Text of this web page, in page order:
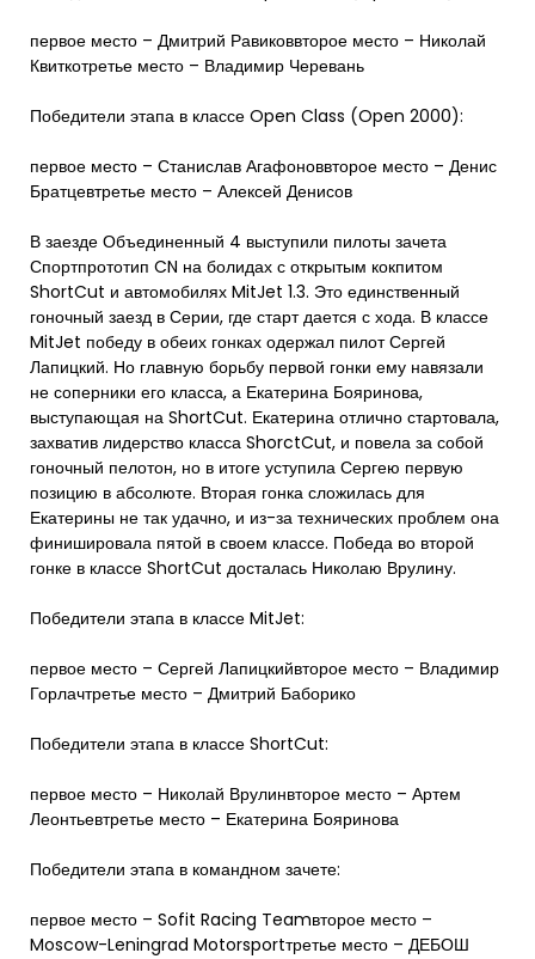
первое место – Дмитрий Равиковвторое место – Николай
Квиткотретье место – Владимир Черевань
Победители этапа в классе Open Class (Open 2000):
первое место – Станислав Агафоноввторое место – Денис
Братцевтретье место – Алексей Денисов
В заезде Объединенный 4 выступили пилоты зачета
Спортпрототип CN на болидах с открытым кокпитом
ShortCut и автомобилях MitJet 1.3. Это единственный
гоночный заезд в Серии, где старт дается с хода. В классе
MitJet победу в обеих гонках одержал пилот Сергей
Лапицкий. Но главную борьбу первой гонки ему навязали
не соперники его класса, а Екатерина Бояринова,
выступающая на ShortCut. Екатерина отлично стартовала,
захватив лидерство класса ShorctCut, и повела за собой
гоночный пелотон, но в итоге уступила Сергею первую
позицию в абсолюте. Вторая гонка сложилась для
Екатерины не так удачно, и из-за технических проблем она
финишировала пятой в своем классе. Победа во второй
гонке в классе ShortCut досталась Николаю Врулину.
Победители этапа в классе MitJet:
первое место – Сергей Лапицкийвторое место – Владимир
Горлачтретье место – Дмитрий Баборико
Победители этапа в классе ShortCut:
первое место – Николай Врулинвторое место – Артем
Леонтьевтретье место – Екатерина Бояринова
Победители этапа в командном зачете:
первое место – Sofit Racing Teamвторое место –
Moscow-Leningrad Motorsportтретье место – ДЕБОШ